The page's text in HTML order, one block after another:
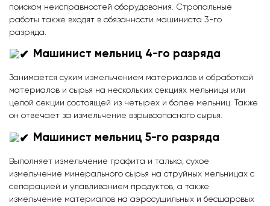
поиском неисправностей оборудования. Стропальные
работы также входят в обязанности машиниста 3-го
разряда.
Машинист мельниц 4-го разряда
Занимается сухим измельчением материалов и обработкой
материалов и сырья на нескольких секциях мельницы или
целой секции состоящей из четырех и более мельниц. Также
он отвечает за измельчение взрывоопасного сырья.
Машинист мельниц 5-го разряда
Выполняет измельчение графита и талька, сухое
измельчение минерального сырья на струйных мельницах с
сепарацией и улавливанием продуктов, а также
измельчение материалов на аэросушильных и бесшаровых